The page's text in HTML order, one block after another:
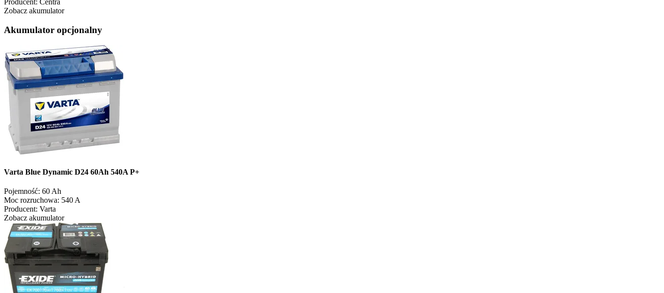
Producent: Centra
Zobacz akumulator
Akumulator opcjonalny
Varta Blue Dynamic D24 60Ah 540A P+
Pojemność: 60 Ah
Moc rozruchowa: 540 A
Producent: Varta
Zobacz akumulator